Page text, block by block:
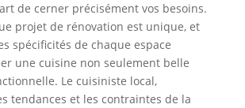
de cerner précisément vos besoins.
projet de rénovation est unique, et
spécificités de chaque espace
une cuisine non seulement belle
Le cuisiniste local,
tendances et les contraintes de la